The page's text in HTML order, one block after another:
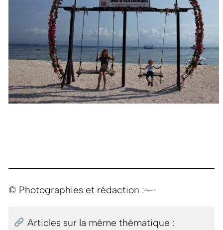
© Photographies et rédaction :Virginie B.
Articles sur la même thématique :